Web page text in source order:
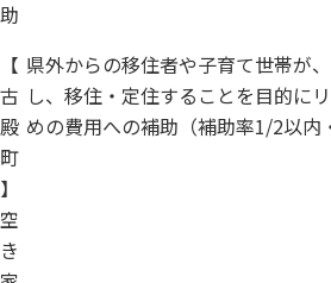
助
【
古
殿
町
】
空
き
県外からの移住者や子育て世帯が
し、移住・定住することを目的に
めの費用への補助（補助率1/2以内